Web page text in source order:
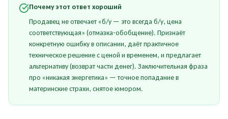
Почему этот ответ хороший
Продавец не отвечает «б/у — это всегда б/у, цена
соответствующая» (отмазка-обобщение). Признаёт
конкретную ошибку в описании, даёт практичное
техническое решение с ценой и временем, и предлагает
альтернативу (возврат части денег). Заключительная фраза
про «никакая энергетика» — точное попадание в
материнские страхи, снятое юмором.